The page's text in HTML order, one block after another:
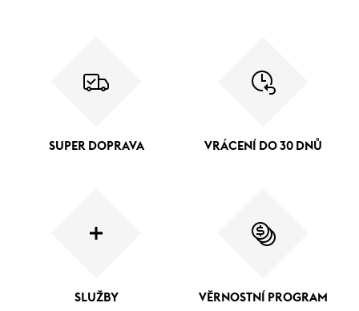
SUPER DOPRAVA VRÁCENÍ DO 30 DNŮ
SLUŽBY VĚRNOSTNÍ PROGRAM